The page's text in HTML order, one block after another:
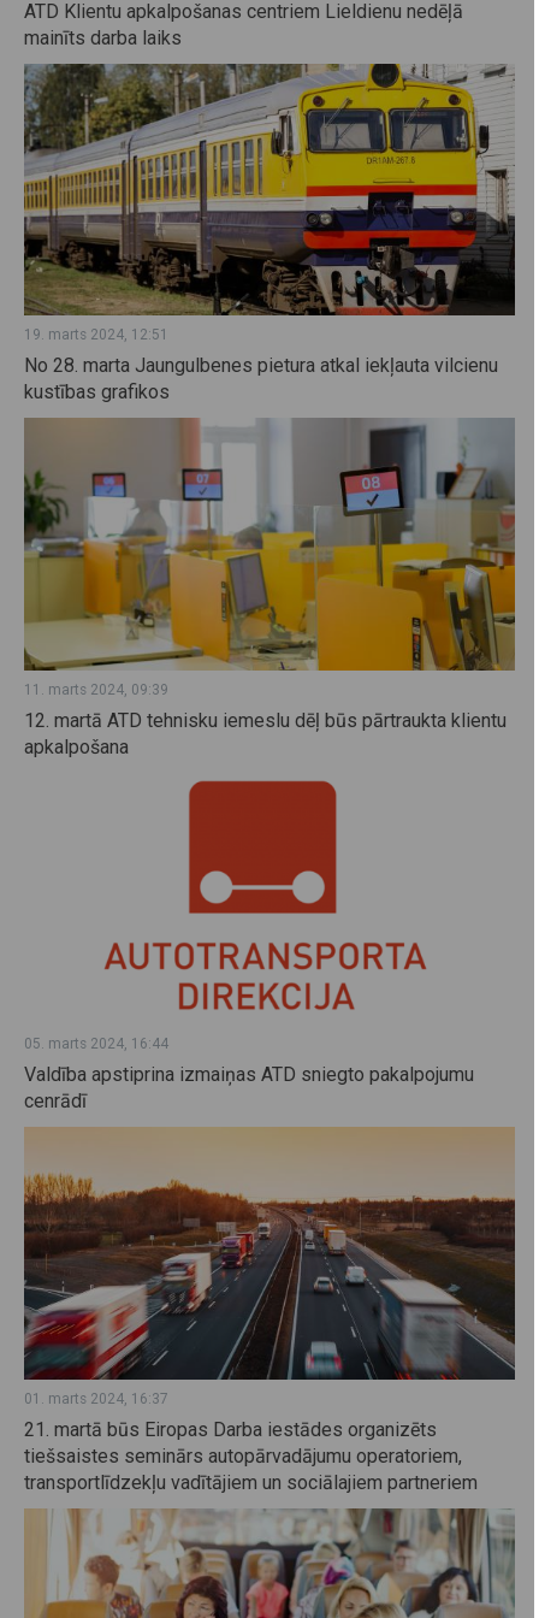
ATD Klientu apkalpošanas centriem Lieldienu nedēļā
mainīts darba laiks
19. marts 2024, 12:51
No 28. marta Jaungulbenes pietura atkal iekļauta vilcienu
kustības grafikos
11. marts 2024, 09:39
12. martā ATD tehnisku iemeslu dēļ būs pārtraukta klientu
apkalpošana
05. marts 2024, 16:44
Valdība apstiprina izmaiņas ATD sniegto pakalpojumu
cenrādī
01. marts 2024, 16:37
21. martā būs Eiropas Darba iestādes organizēts
tiešsaistes seminārs autopārvadājumu operatoriem,
transportlīdzekļu vadītājiem un sociālajiem partneriem